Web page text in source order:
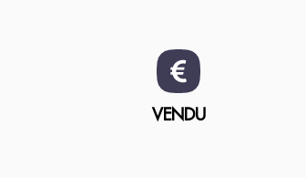
VENDU